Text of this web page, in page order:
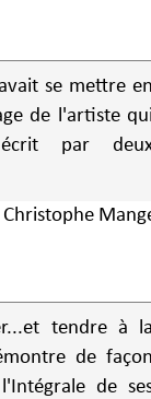
se mettre
de l'artiste
écrit par
Christophe
tendre à
de
de